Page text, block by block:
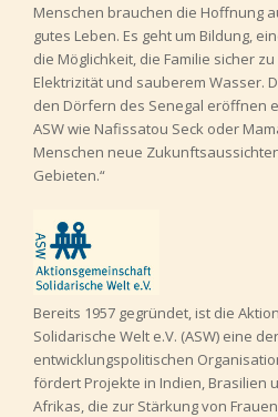
Menschen brauchen die Hoffnung
gutes Leben. Es geht um Bildung,
die Möglichkeit, die Familie sicher
Elektrizität und sauberem Wasser.
den Dörfern des Senegal eröffnen
ASW wie Nafissatou Seck oder
Menschen neue
Gebieten.“
Bereits 1957 gegründet, ist die
Solidarische Welt e.V. (ASW) eine
entwicklungspolitischen
fördert Projekte in Indien, Brasilien
Afrikas, die zur Stärkung von